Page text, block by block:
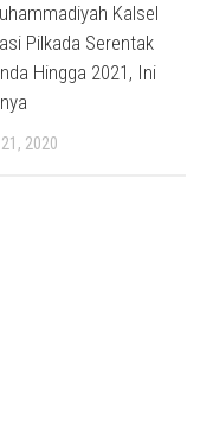
Kalsel
Pilkada Serentak
Hingga 2021, Ini
2020